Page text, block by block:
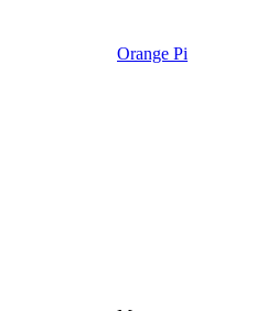
Orange Pi